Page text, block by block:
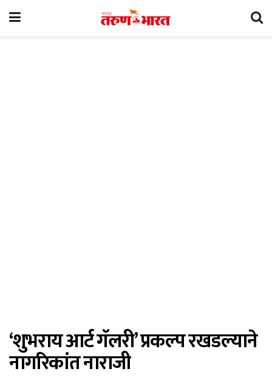
‘शुभराय आर्ट गॅलरी’ प्रकल्प रखडल्याने
नागरिकांत नाराजी